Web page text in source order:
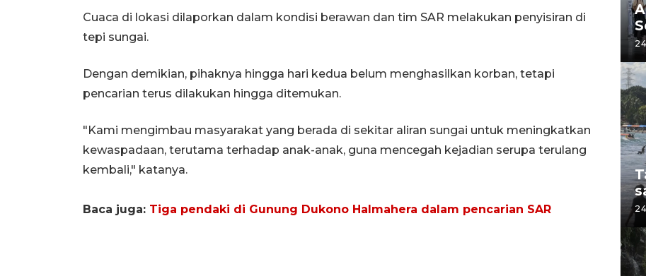
Cuaca di lokasi dilaporkan dalam kondisi berawan dan tim SAR melakukan penyisiran di
tepi sungai.
Dengan demikian, pihaknya hingga hari kedua belum menghasilkan korban, tetapi
pencarian terus dilakukan hingga ditemukan.
"Kami mengimbau masyarakat yang berada di sekitar aliran sungai untuk meningkatkan
kewaspadaan, terutama terhadap anak-anak, guna mencegah kejadian serupa terulang
kembali," katanya.
Baca juga: Tiga pendaki di Gunung Dukono Halmahera dalam pencarian SAR